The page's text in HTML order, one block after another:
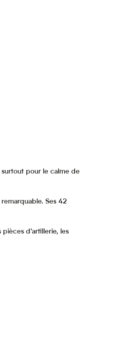
surtout pour le calme de
Ses 42
d’artillerie, les